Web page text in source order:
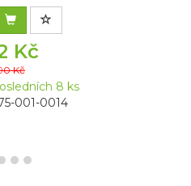
Kč
Kč
8 ks
001-0014